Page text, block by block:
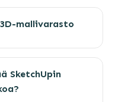
mallivarasto
SketchUpin